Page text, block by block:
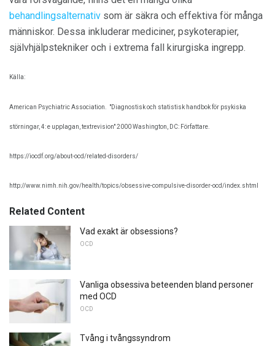
behandlingsalternativ som är säkra och effektiva för många
människor. Dessa inkluderar mediciner, psykoterapier,
självhjälpstekniker och i extrema fall kirurgiska ingrepp.
Källa:
American Psychiatric Association. "Diagnostisk och statistisk handbok för psykiska
störningar, 4: e upplagan, textrevision" 2000 Washington, DC: Författare.
https://iocdf.org/about-ocd/related-disorders/
http://www.nimh.nih.gov/health/topics/obsessive-compulsive-disorder-ocd/index.shtml
Related Content
Vad exakt är obsessions?
OCD
Vanliga obsessiva beteenden bland personer
med OCD
OCD
Tvång i tvångssyndrom